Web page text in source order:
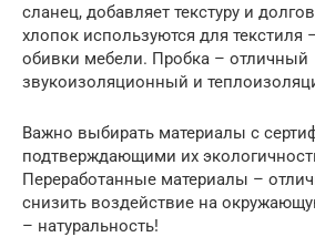
сланец, добавляет текстуру и
хлопок используются для текстиля
обивки мебели. Пробка – отличный
звукоизоляционный и
Важно выбирать материалы с
подтверждающими их
Переработанные материалы –
снизить воздействие на
– натуральность!